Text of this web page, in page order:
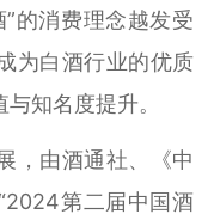
的消费理念越发受
为白酒行业的优质
知名度提升。
，由酒通社、《中
第二届中国酒